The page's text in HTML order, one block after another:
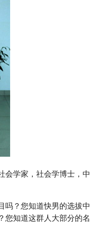
会学家，社会学博士，中
吗？您知道快男的选拔中
您知道这群人大部分的名